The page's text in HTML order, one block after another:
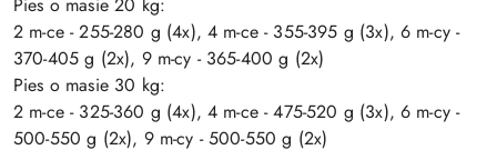
Pies o masie 20 kg:
2 m-ce - 255-280 g (4x), 4 m-ce - 355-395 g (3x), 6 m-cy -
370-405 g (2x), 9 m-cy - 365-400 g (2x)
Pies o masie 30 kg:
2 m-ce - 325-360 g (4x), 4 m-ce - 475-520 g (3x), 6 m-cy -
500-550 g (2x), 9 m-cy - 500-550 g (2x)